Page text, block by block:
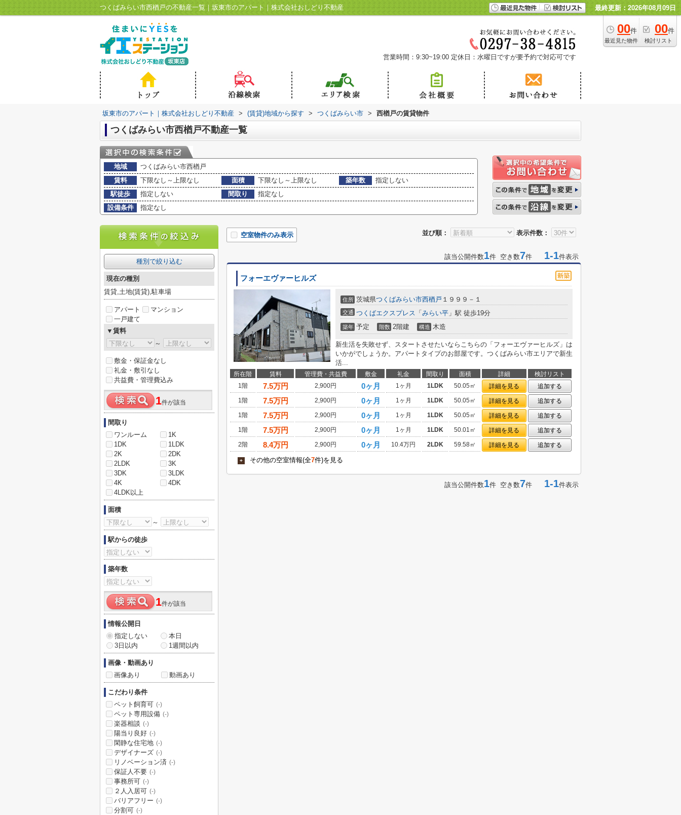
つくばみらい市西楢戸の不動産一覧｜坂東市のアパート｜株式会社おしどり不動産 最終更新：2026年08月09日
00件
最近見た物件
00件
検討リスト
営業時間：9:30~19:00 定休日：水曜日ですが要予約で対応可です
坂東市のアパート｜株式会社おしどり不動産 > (賃貸)地域から探す > つくばみらい市 > 西楢戸の賃貸物件
つくばみらい市西楢戸不動産一覧
地域
つくばみらい市西楢戸
賃料
下限なし～上限なし 面積 下限なし～上限なし 築年数
指定しない
駅徒歩
指定しない 間取り
指定なし
設備条件
指定なし
並び順： 表示件数：
空室物件のみ表示
該当公開件数1件 空き数7件 1-1件表示
フォーエヴァーヒルズ
住所 茨城県つくばみらい市西楢戸 １９９９－１
交通 つくばエクスプレス 「 みらい平 」駅 徒歩19分
築年 予定 階数 2階建 構造 木造
新生活を失敗せず、スタートさせたいならこちらの「フォーエヴァーヒルズ」は
いかがでしょうか。アパートタイプのお部屋です。つくばみらい市エリアで新生
活...
所在階 賃料 管理費・共益費 敷金 礼金 間取り 面積 詳細
検討リスト
1階
7.5万円 2,900円 0ヶ月 1ヶ月 1LDK 50.05㎡ 詳細を見る
追加する
1階
7.5万円 2,900円 0ヶ月 1ヶ月 1LDK 50.05㎡ 詳細を見る
追加する
1階
7.5万円 2,900円 0ヶ月 1ヶ月 1LDK 50.05㎡ 詳細を見る
追加する
1階
7.5万円 2,900円 0ヶ月 1ヶ月 1LDK 50.01㎡ 詳細を見る
追加する
2階
8.4万円 2,900円 0ヶ月 10.4万円 2LDK 59.58㎡ 詳細を見る 追加する
+ その他の空室情報(全7件)を見る
該当公開件数1件 空き数7件 1-1件表示
種別で絞り込む
現在の種別
賃貸,土地(賃貸),駐車場
アパート
マンション
一戸建て
▼賃料
～
敷金・保証金なし
礼金・敷引なし
共益費・管理費込み
1件が該当
間取り
ワンルーム
1K
1DK
1LDK
2K
2DK
2LDK
3K
3DK
3LDK
4K
4DK
4LDK以上
面積
～
駅からの徒歩
築年数
1件が該当
情報公開日
指定しない
本日
3日以内
1週間以内
画像・動画あり
画像あり
動画あり
こだわり条件
ペット飼育可 (-)
ペット専用設備 (-)
楽器相談 (-)
陽当り良好 (-)
閑静な住宅地 (-)
デザイナーズ (-)
リノベーション済 (-)
保証人不要 (-)
事務所可 (-)
２人入居可 (-)
バリアフリー (-)
分割可 (-)